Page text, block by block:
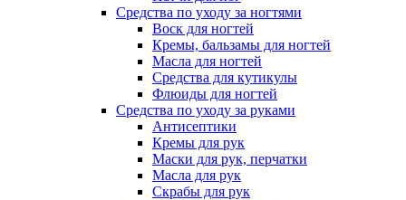
Средства по уходу за ногтями
Воск для ногтей
Кремы, бальзамы для ногтей
Масла для ногтей
Средства для кутикулы
Флюиды для ногтей
Средства по уходу за руками
Антисептики
Кремы для рук
Маски для рук, перчатки
Масла для рук
Скрабы для рук